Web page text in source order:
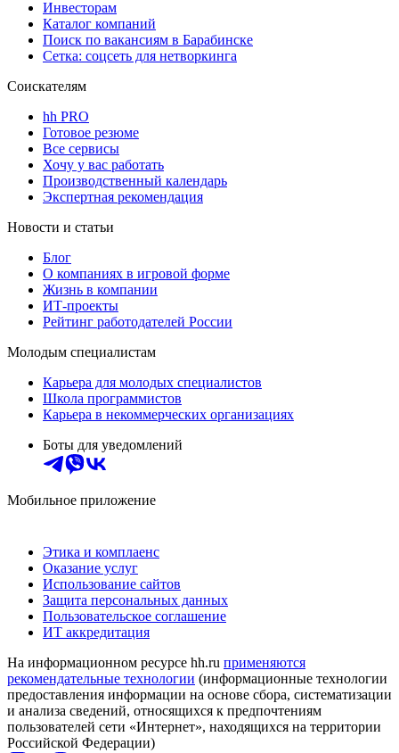
Инвесторам
Каталог компаний
Поиск по вакансиям в Барабинске
Сетка: соцсеть для нетворкинга
Соискателям
hh PRO
Готовое резюме
Все сервисы
Хочу у вас работать
Производственный календарь
Экспертная рекомендация
Новости и статьи
Блог
О компаниях в игровой форме
Жизнь в компании
ИТ-проекты
Рейтинг работодателей России
Молодым специалистам
Карьера для молодых специалистов
Школа программистов
Карьера в некоммерческих организациях
Боты для уведомлений
Мобильное приложение
Этика и комплаенс
Оказание услуг
Использование сайтов
Защита персональных данных
Пользовательское соглашение
ИТ аккредитация
На информационном ресурсе hh.ru применяются
рекомендательные технологии (информационные технологии
предоставления информации на основе сбора, систематизации
и анализа сведений, относящихся к предпочтениям
пользователей сети «Интернет», находящихся на территории
Российской Федерации)